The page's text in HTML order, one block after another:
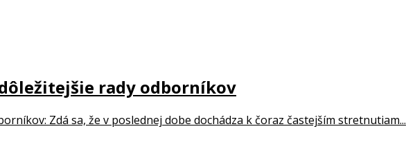
rady odborníkov
Zdá sa, že v poslednej dobe dochádza k čoraz častejším stretnutiam...